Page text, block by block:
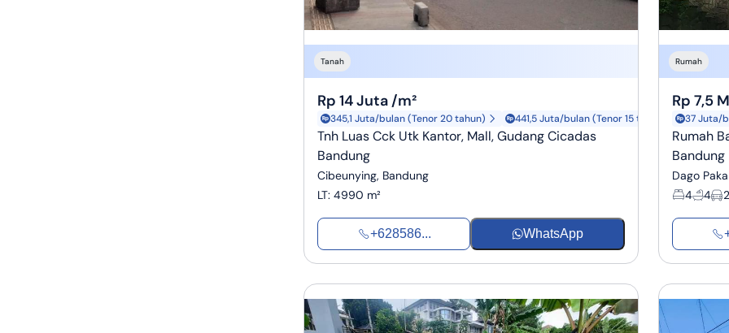
Tanah
Rp 14 Juta /m²
345,1 Juta/bulan (Tenor 20 tahun) 441,5 Juta/bulan (Tenor 15 tahun)
Tnh Luas Cck Utk Kantor, Mall, Gudang Cicadas
Bandung
Cibeunying, Bandung
LT: 4990 m²
+628586... WhatsApp
Rumah
Rp 7,5
37 Juta/
Rumah
Bandung
Dago
4
4 2